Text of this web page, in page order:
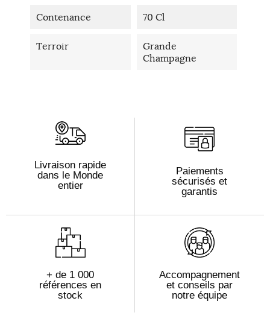
Contenance 70 Cl
Terroir
Grande
Champagne
Livraison rapide
dans le Monde
entier
Paiements
sécurisés et
garantis
+ de 1 000
références en
stock
Accompagnement
et conseils par
notre équipe